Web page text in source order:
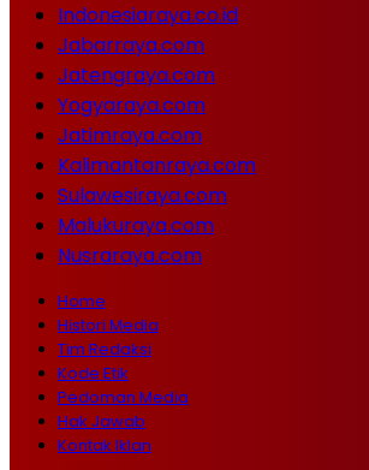
Indonesiaraya.co.id
Jabarraya.com
Jatengraya.com
Yogyaraya.com
Jatimraya.com
Kalimantanraya.com
Sulawesiraya.com
Malukuraya.com
Nusraraya.com
Home
Histori Media
Tim Redaksi
Kode Etik
Pedoman Media
Hak Jawab
Kontak Iklan